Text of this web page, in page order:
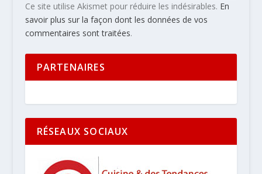
Ce site utilise Akismet pour réduire les indésirables. En
savoir plus sur la façon dont les données de vos
commentaires sont traitées.
PARTENAIRES
RÉSEAUX SOCIAUX